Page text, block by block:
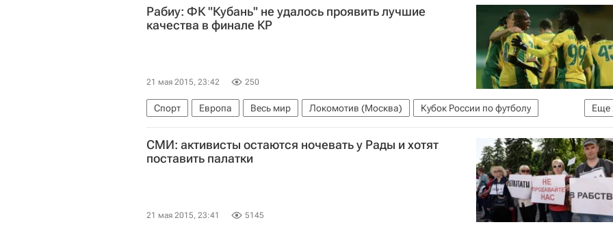
Рабиу: ФК "Кубань" не удалось проявить лучшие
качества в финале КР
21 мая 2015, 23:42 250
Еще
Спорт Европа Весь мир Локомотив (Москва)
Кубок России по футболу
Кубань
Россия
СМИ: активисты остаются ночевать у Рады и хотят
поставить палатки
21 мая 2015, 23:41 5145